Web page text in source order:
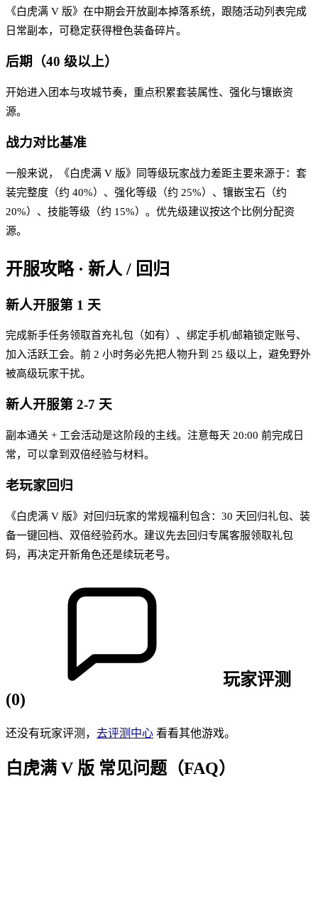
《白虎满 V 版》在中期会开放副本掉落系统，跟随活动列表完成
日常副本，可稳定获得橙色装备碎片。
后期（40 级以上）
开始进入团本与攻城节奏，重点积累套装属性、强化与镶嵌资
源。
战力对比基准
一般来说，《白虎满 V 版》同等级玩家战力差距主要来源于：套
装完整度（约 40%）、强化等级（约 25%）、镶嵌宝石（约
20%）、技能等级（约 15%）。优先级建议按这个比例分配资
源。
开服攻略 · 新人 / 回归
新人开服第 1 天
完成新手任务领取首充礼包（如有）、绑定手机/邮箱锁定账号、
加入活跃工会。前 2 小时务必先把人物升到 25 级以上，避免野外
被高级玩家干扰。
新人开服第 2-7 天
副本通关 + 工会活动是这阶段的主线。注意每天 20:00 前完成日
常，可以拿到双倍经验与材料。
老玩家回归
《白虎满 V 版》对回归玩家的常规福利包含：30 天回归礼包、装
备一键回档、双倍经验药水。建议先去回归专属客服领取礼包
码，再决定开新角色还是续玩老号。
玩家评测
(0)
还没有玩家评测， 去评测中心 看看其他游戏。
白虎满 V 版 常见问题（FAQ）